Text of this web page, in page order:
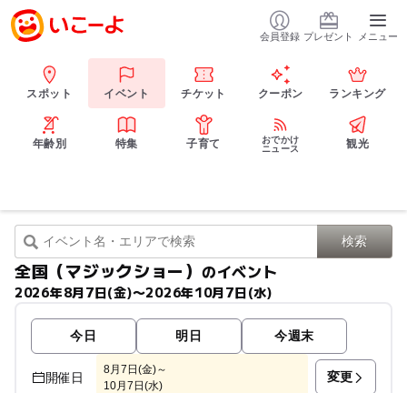
会員登録 プレゼント メニュー
スポット イベント チケット クーポン ランキング
年齢別 特集 子育て
おでかけ
ニュース
観光
全国（マジックショー） のイベント
2026年8月7日(金)〜2026年10月7日(水)
今日 明日 今週末
開催日
8月7日(金)～
10月7日(水)
変更